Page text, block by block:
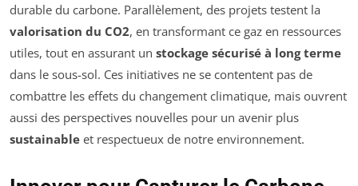
durable du carbone. Parallèlement, des projets testent la
valorisation du CO2, en transformant ce gaz en ressources
utiles, tout en assurant un stockage sécurisé à long terme
dans le sous-sol. Ces initiatives ne se contentent pas de
combattre les effets du changement climatique, mais ouvrent
aussi des perspectives nouvelles pour un avenir plus
sustainable et respectueux de notre environnement.